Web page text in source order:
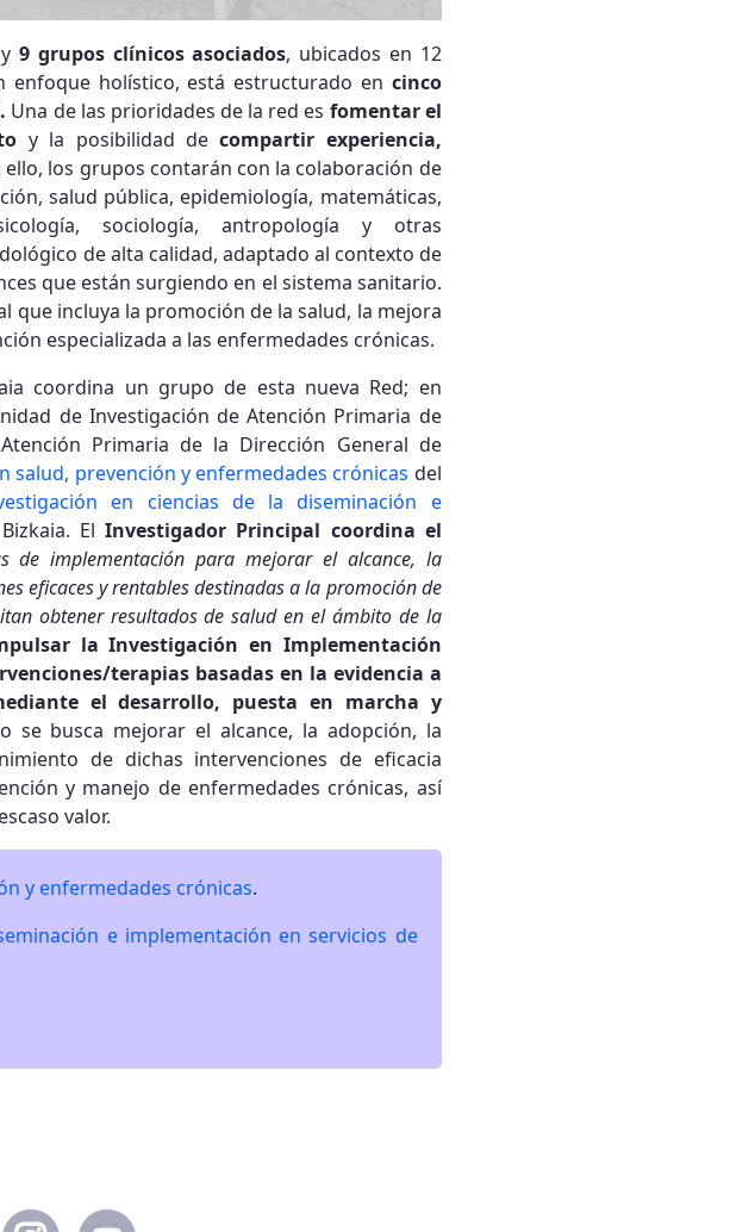
y9 grupos clínicos asociados, ubicados en 12
enfoque holístico, está estructurado en cinco
Una de las prioridades de la red es fomentar el
y la posibilidad decompartir experiencia,
ello, los grupos contarán con la colaboración de
salud pública, epidemiología, matemáticas,
sociología, antropología y otras
de alta calidad, adaptado al contexto de
que están surgiendo en el sistema sanitario.
que incluya la promoción de la salud, la mejora
especializada a las enfermedades crónicas.
coordina un grupo de esta nueva Red; en
de Investigación de Atención Primaria de
Primaria de la Dirección General de
salud, prevención y enfermedades crónicas del
en ciencias de la diseminación e
ElInvestigador Principal coordina el
de implementación para mejorar el alcance, la
eficaces y rentables destinadas a la promoción de
obtener resultados de salud en el ámbito de la
la Investigación en Implementación
terapias basadas en la evidencia a
el desarrollo, puesta en marcha y
se busca mejorar el alcance, la adopción, la
de dichas intervenciones de eficacia
y manejo de enfermedades crónicas, así
valor.
y enfermedades crónicas.
e implementación en servicios de